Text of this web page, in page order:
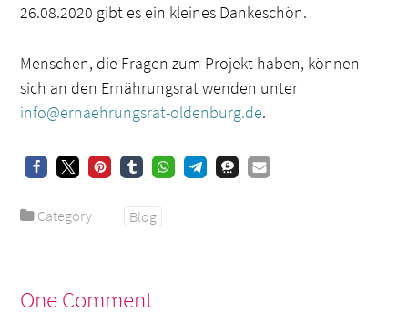
26.08.2020 gibt es ein kleines Dankeschön.
Menschen, die Fragen zum Projekt haben, können
sich an den Ernährungsrat wenden unter
info@ernaehrungsrat-oldenburg.de.
Category Blog
One Comment